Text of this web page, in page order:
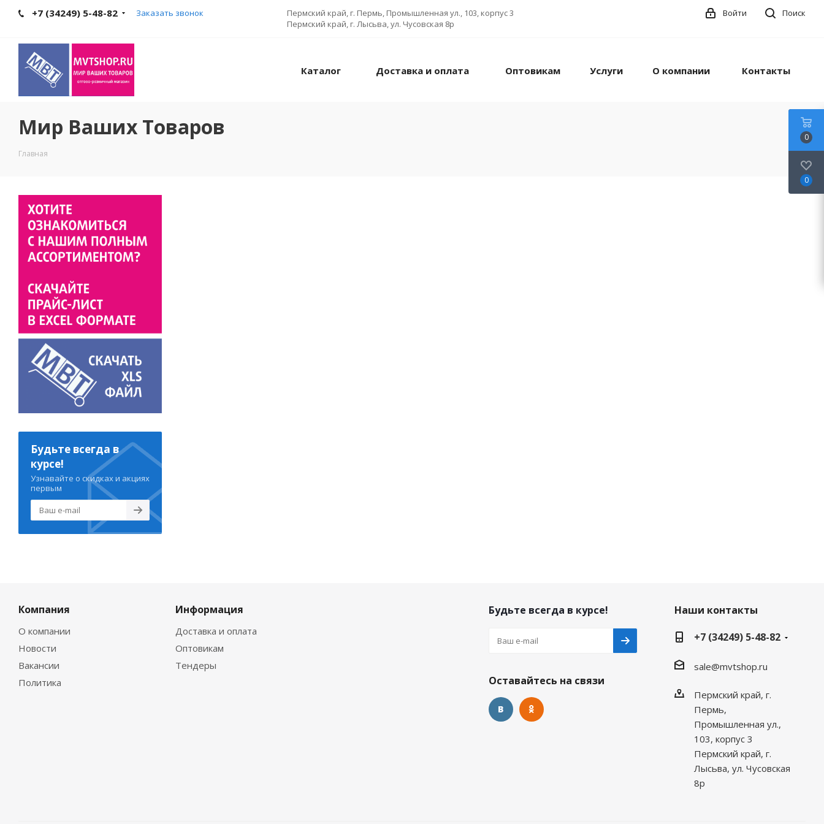
+7 (34249) 5-48-82 Заказать звонок
Пермский край, г. Пермь, Промышленная ул., 103, корпус 3
Пермский край, г. Лысьва, ул. Чусовская 8р
Поиск
Войти
Каталог Доставка и оплата Оптовикам Услуги О компании Контакты
Мир Ваших Товаров
Главная
Будьте всегда в
курсе!
Узнавайте о скидках и акциях
первым
Компания
О компании
Новости
Вакансии
Политика
Информация
Доставка и оплата
Оптовикам
Тендеры
Будьте всегда в курсе!
Оставайтесь на связи
Наши контакты
+7 (34249) 5-48-82
sale@mvtshop.ru
Пермский край, г.
Пермь,
Промышленная ул.,
103, корпус 3
Пермский край, г.
Лысьва, ул. Чусовская
8р
0
0